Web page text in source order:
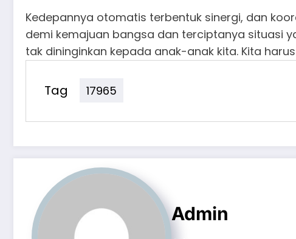
Kedepannya otomatis terbentuk sinergi, dan
demi kemajuan bangsa dan terciptanya situasi
tak dininginkan kepada anak-anak kita. Kita harus
Tag 17965
Admin